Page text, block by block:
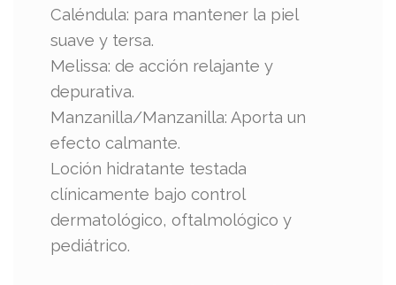
Caléndula: para mantener la piel
suave y tersa.
Melissa: de acción relajante y
depurativa.
Manzanilla/Manzanilla: Aporta un
efecto calmante.
Loción hidratante testada
clínicamente bajo control
dermatológico, oftalmológico y
pediátrico.